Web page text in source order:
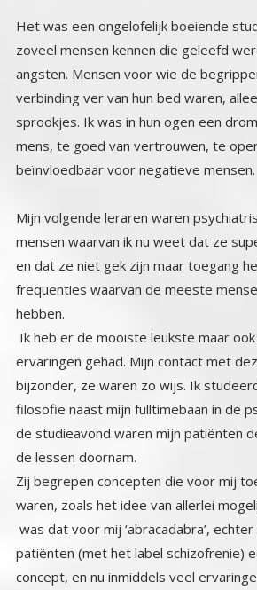
Het was een ongelofelijk boeiende
zoveel mensen kennen die geleefd
angsten. Mensen voor wie de
verbinding ver van hun bed waren,
sprookjes. Ik was in hun ogen een
mens, te goed van vertrouwen, te
beïnvloedbaar voor negatieve mensen.
Mijn volgende leraren waren
mensen waarvan ik nu weet dat ze
en dat ze niet gek zijn maar toegang
frequenties waarvan de meeste
hebben.
Ik heb er de mooiste leukste maar
ervaringen gehad. Mijn contact met
bijzonder, ze waren zo wijs. Ik
filosofie naast mijn fulltimebaan in de
de studieavond waren mijn patiënten
de lessen doornam.
Zij begrepen concepten die voor mij
waren, zoals het idee van allerlei
was dat voor mij ‘abracadabra’,
patiënten (met het label schizofrenie)
concept, en nu inmiddels veel